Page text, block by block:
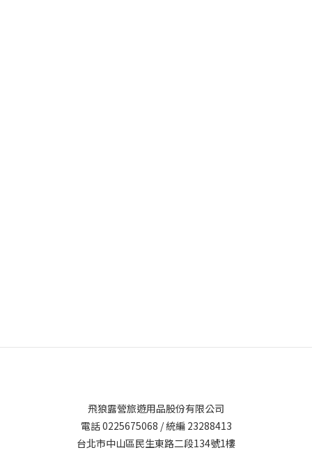
飛狼露營旅遊用品股份有限公司
電話 0225675068 / 統編 23288413
台北市中山區民生東路二段134號1樓